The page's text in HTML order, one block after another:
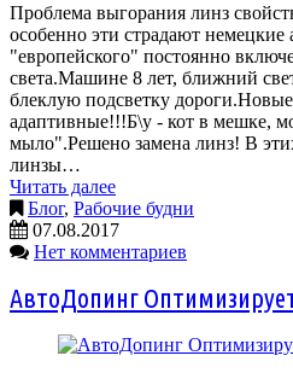
Проблема выгорания линз
особенно эти страдают немецкие
"европейского" постоянно
света.Машине 8 лет, ближний
блеклую подсветку
адаптивные!!!Б\у - кот в мешке,
мыло".Решено замена линз! В
линзы…
Читать далее
Блог, Рабочие будни
07.08.2017
Нет комментариев
АвтоДопинг